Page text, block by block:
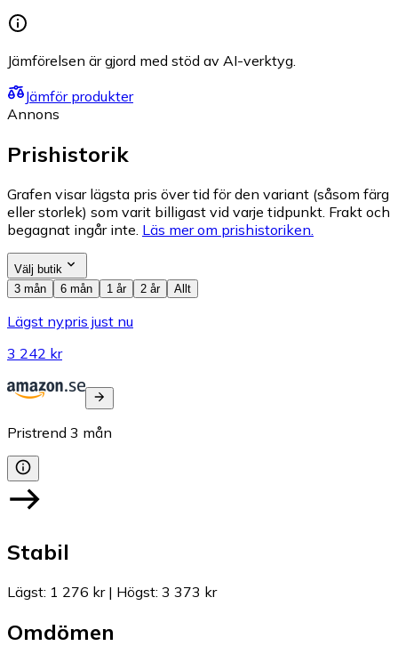
Jämförelsen är gjord med stöd av AI-verktyg.
Jämför produkter
Annons
Prishistorik
Grafen visar lägsta pris över tid för den variant (såsom färg
eller storlek) som varit billigast vid varje tidpunkt. Frakt och
begagnat ingår inte. Läs mer om prishistoriken.
Välj butik
3 mån
6 mån 1 år 2 år Allt
Lägst nypris just nu
3 242 kr
Pristrend 3 mån
Stabil
Lägst: 1 276 kr| Högst: 3 373 kr
Omdömen